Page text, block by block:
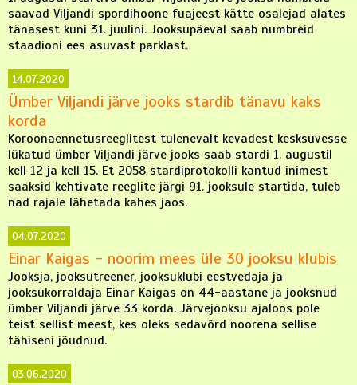
saavad Viljandi spordihoone fuajeest kätte osalejad alates
tänasest kuni 31. juulini. Jooksupäeval saab numbreid
staadioni ees asuvast parklast.
14.07.2020
Ümber Viljandi järve jooks stardib tänavu kaks
korda
Koroonaennetusreeglitest tulenevalt kevadest kesksuvesse
lükatud ümber Viljandi järve jooks saab stardi 1. augustil
kell 12 ja kell 15. Et 2058 stardiprotokolli kantud inimest
saaksid kehtivate reeglite järgi 91. jooksule startida, tuleb
nad rajale lähetada kahes jaos.
04.07.2020
Einar Kaigas - noorim mees üle 30 jooksu klubis
Jooksja, jooksutreener, jooksuklubi eestvedaja ja
jooksukorraldaja Einar Kaigas on 44-aastane ja jooksnud
ümber Viljandi järve 33 korda. Järvejooksu ajaloos pole
teist sellist meest, kes oleks sedavõrd noorena sellise
tähiseni jõudnud.
03.06.2020